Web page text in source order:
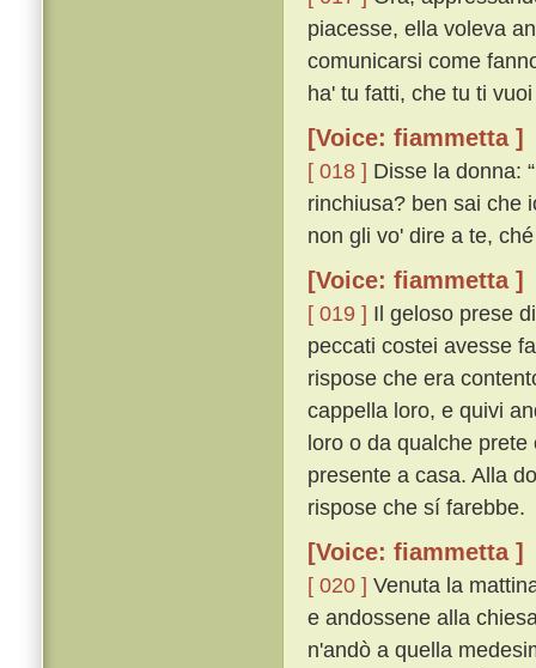
piacesse, ella voleva
comunicarsi come
ha' tu fatti, che tu ti
[Voice: fiammetta ]
[ 018 ] Disse la donna:
rinchiusa? ben sai che
non gli vo' dire a te,
[Voice: fiammetta ]
[ 019 ] Il geloso prese
peccati costei avesse
rispose che era
cappella loro, e quivi
loro o da qualche
presente a casa. Alla
rispose che sí farebbe.
[Voice: fiammetta ]
[ 020 ] Venuta la
e andossene alla
n'andò a quella